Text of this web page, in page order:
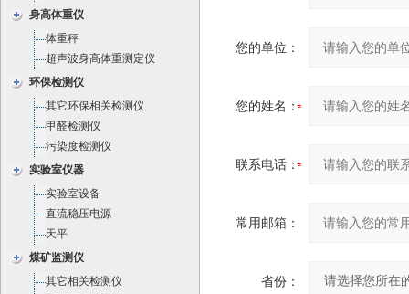
身高体重仪
体重秤
超声波身高体重测定仪
环保检测仪
其它环保相关检测仪
甲醛检测仪
污染度检测仪
实验室仪器
实验室设备
直流稳压电源
天平
煤矿监测仪
其它相关检测仪
您的单位：
您的姓名：
联系电话：
常用邮箱：
省份：